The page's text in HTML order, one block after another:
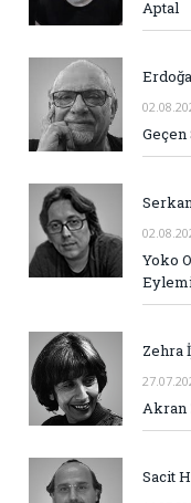
Aptal
Geçen
Yoko
Zehra
Akran
Sacit